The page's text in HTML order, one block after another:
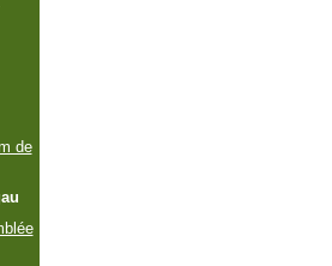
de